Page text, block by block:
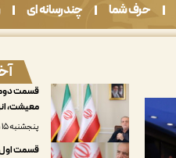
حرف شما چندرسانه ای
قسمت دوم
معیشت،
پنجشنبه ۱۵ مرداد, ۱۴۰۵ | ساعت: ۱۸:۳۷
قسمت اول